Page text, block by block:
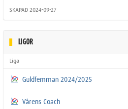
SKAPAD 2024-09-27
LIGOR
Liga
Guldfemman 2024/2025
Vårens Coach